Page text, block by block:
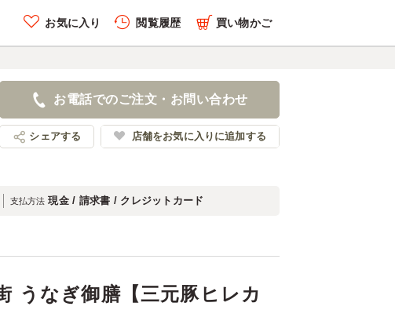
お気に入り 閲覧履歴
履歴を全件削除する
ツ】
店舗名：小江戸オハナ
買い物かご
お電話でのご注文・お問い合わせ
シェアする 店舗をお気に入りに追加する
支払方法 現金 / 請求書 / クレジットカード
うなぎ御膳【三元豚ヒレカ